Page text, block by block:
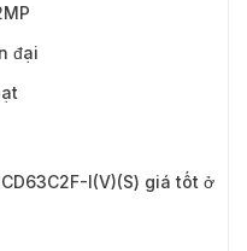
đại
I(V)(S) giá tốt ở